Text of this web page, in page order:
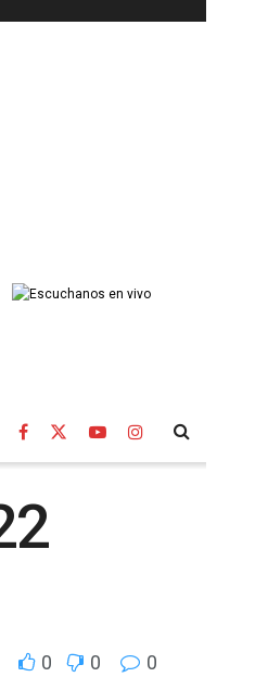
0 0 0